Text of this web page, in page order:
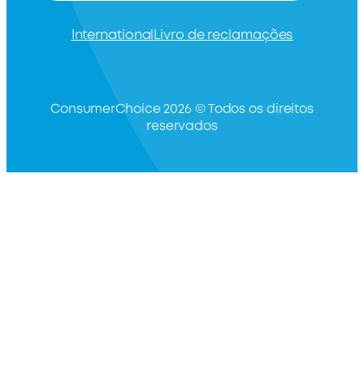
International Livro de reclamações
ConsumerChoice 2026 © Todos os direitos
reservados